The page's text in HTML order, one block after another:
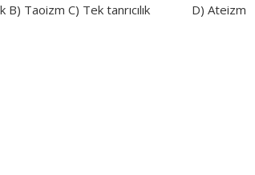
B) Taoizm C) Tek tanrıcılık D)